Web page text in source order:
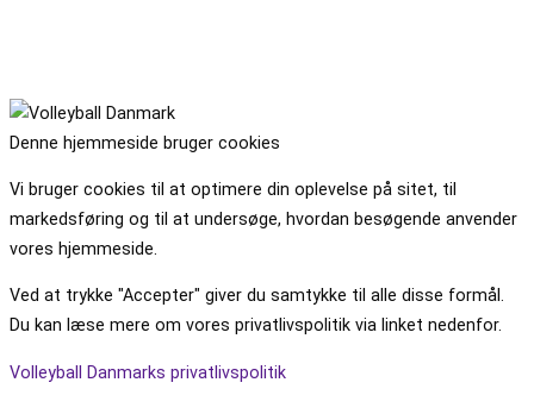
Denne hjemmeside bruger cookies
Vi bruger cookies til at optimere din oplevelse på sitet, til
markedsføring og til at undersøge, hvordan besøgende anvender
vores hjemmeside.
Ved at trykke "Accepter" giver du samtykke til alle disse formål.
Du kan læse mere om vores privatlivspolitik via linket nedenfor.
Volleyball Danmarks privatlivspolitik